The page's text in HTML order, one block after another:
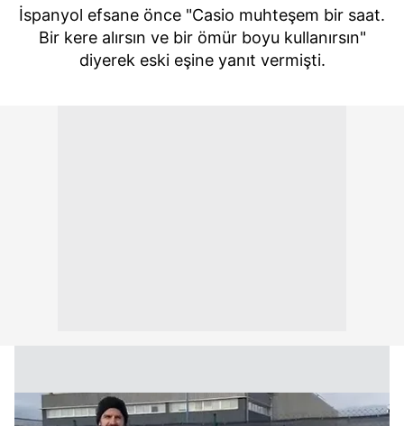
İspanyol efsane önce "Casio muhteşem bir saat.
Bir kere alırsın ve bir ömür boyu kullanırsın"
diyerek eski eşine yanıt vermişti.